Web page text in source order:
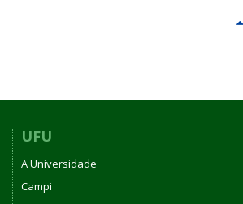
UFU
A Universidade
Campi